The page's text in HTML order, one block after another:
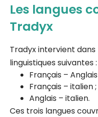
Les langues
Tradyx
Tradyx intervient
linguistiques suivantes :
Français –
Français – italien ;
Anglais – italien.
Ces trois langues